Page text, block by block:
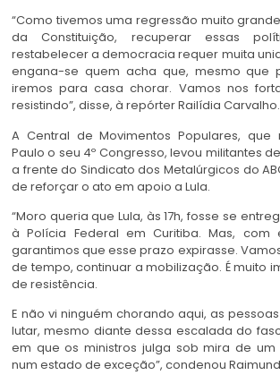
“Como tivemos uma regressão muito
da Constituição, recuperar essas
restabelecer a democracia requer muita
engana-se quem acha que, mesmo que
iremos para casa chorar. Vamos nos
resistindo”, disse, à repórter Railídia Carvalho.
A Central de Movimentos Populares, que
Paulo o seu 4º Congresso, levou militantes
a frente do Sindicato dos Metalúrgicos do
de reforçar o ato em apoio a Lula.
“Moro queria que Lula, às 17h, fosse se
à Polícia Federal em Curitiba. Mas, com
garantimos que esse prazo expirasse.
de tempo, continuar a mobilização. É muito
de resistência.
E não vi ninguém chorando aqui, as
lutar, mesmo diante dessa escalada do
em que os ministros julga sob mira de um
num estado de exceção”, condenou